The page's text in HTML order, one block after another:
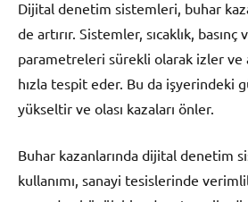
Dijital denetim sistemleri, buhar
de artırır. Sistemler, sıcaklık,
parametreleri sürekli olarak izler ve
hızla tespit eder. Bu da işyerindeki
yükseltir ve olası kazaları önler.
Buhar kazanlarında dijital denetim
kullanımı, sanayi tesislerinde